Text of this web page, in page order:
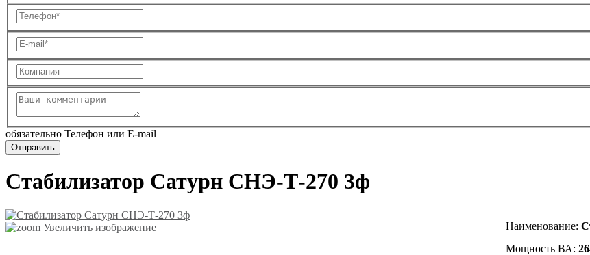
обязательно Телефон или E-mail
Стабилизатор Сатурн СНЭ-Т-270 3ф
Увеличить изображение Наименование:
Мощность ВА: